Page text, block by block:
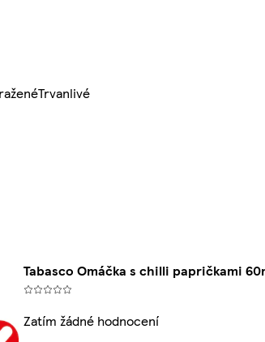
Trvanlivé
Tabasco Omáčka s chilli papričkami
Zatím žádné hodnocení